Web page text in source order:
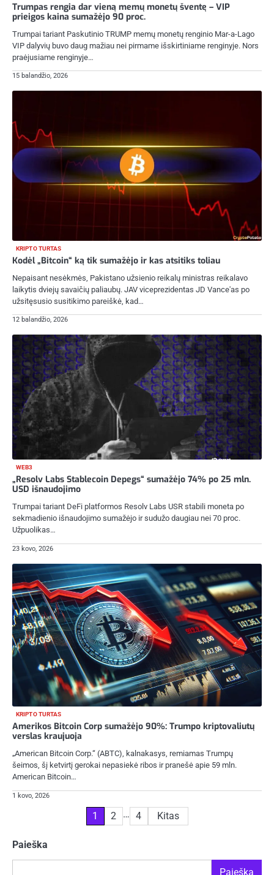
Trumpas rengia dar vieną memų monetų šventę – VIP
prieigos kaina sumažėjo 90 proc.
Trumpai tariant Paskutinio TRUMP memų monetų renginio Mar-a-Lago
VIP dalyvių buvo daug mažiau nei pirmame išskirtiniame renginyje. Nors
praėjusiame renginyje…
15 balandžio, 2026
KRIPTO TURTAS
Kodėl „Bitcoin“ ką tik sumažėjo ir kas atsitiks toliau
Nepaisant nesėkmės, Pakistano užsienio reikalų ministras reikalavo
laikytis dviejų savaičių paliaubų. JAV viceprezidentas JD Vance'as po
užsitęsusio susitikimo pareiškė, kad…
12 balandžio, 2026
WEB3
„Resolv Labs Stablecoin Depegs“ sumažėjo 74% po 25 mln.
USD išnaudojimo
Trumpai tariant DeFi platformos Resolv Labs USR stabili moneta po
sekmadienio išnaudojimo sumažėjo ir sudužo daugiau nei 70 proc.
Užpuolikas…
23 kovo, 2026
KRIPTO TURTAS
Amerikos Bitcoin Corp sumažėjo 90%: Trumpo kriptovaliutų
verslas kraujuoja
„American Bitcoin Corp.“ (ABTC), kalnakasys, remiamas Trumpų
šeimos, šį ketvirtį gerokai nepasiekė ribos ir pranešė apie 59 mln.
American Bitcoin…
1 kovo, 2026
puslapiavimas
1 2 … 4 Kitas
Paieška
Paieška